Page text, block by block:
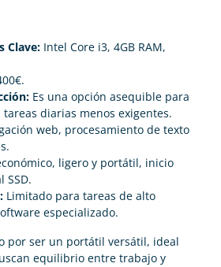
Clave: Intel Core i3, 4GB RAM,
Es una opción asequible para
diarias menos exigentes.
web, procesamiento de texto
ligero y portátil, inicio
SSD.
Limitado para tareas de alto
especializado.
por ser un portátil versátil, ideal
equilibrio entre trabajo y